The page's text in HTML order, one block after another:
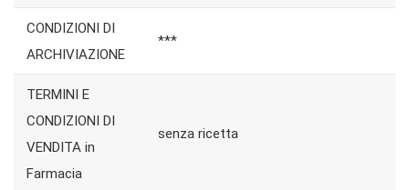
CONDIZIONI DI
ARCHIVIAZIONE
***
TERMINI E
CONDIZIONI DI
VENDITA in
Farmacia
senza ricetta